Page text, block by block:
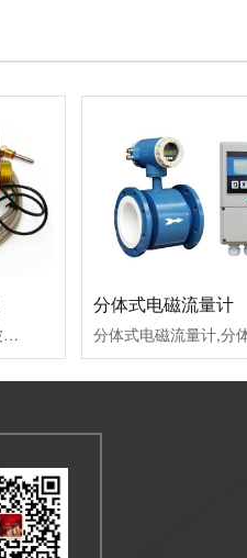
超声波热量表通过超声波测量流量及显示水流经热交换系统所释放或吸收热能量的仪表。它通过两种传感器测得的物理量——热载体的流量和进出口的温度，再经过密度和热焓值的补偿及积分计算，才能得到热量值。借助NB-IoT通讯方式，可实现数据远传和集中控制供热。
分体式电磁流量计